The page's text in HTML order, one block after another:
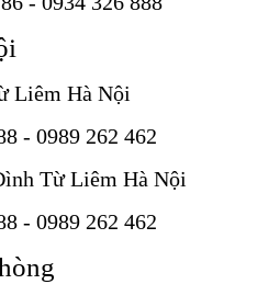
Liêm Hà Nội
- 0989 262 462
Từ Liêm Hà Nội
- 0989 262 462